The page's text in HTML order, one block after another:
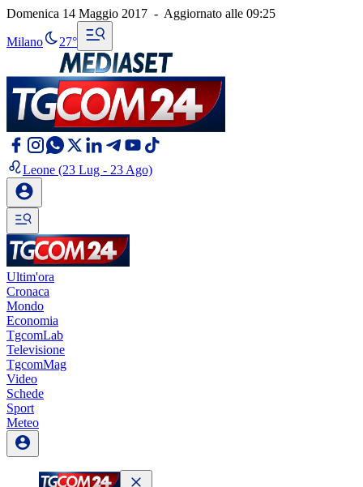
Domenica 14 Maggio 2017 - Aggiornato alle 09:25
Milano 27°
Leone (23 Lug - 23 Ago)
Ultim'ora
Cronaca
Mondo
Economia
TgcomLab
Televisione
TgcomMag
Video
Schede
Sport
Meteo